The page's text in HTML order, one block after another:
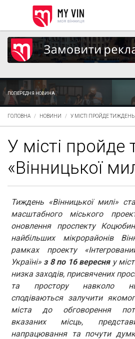
ПОПЕРЕДНЯ НОВИНА
ГОЛОВНА НОВИНИ У МІСТІ ПРОЙДЕ
У місті пройде
«Вінницької
Тиждень «Вінницької милі»
масштабного міського
оновлення проспекту
найбільших мікрорайонів
рамках проекту
Україні» з 8 по 16 вересня у
низка заходів, присвячених
та простору навколо
сподіваються залучити
міста до обговорення
вказаних місць,
напрацювання та почути